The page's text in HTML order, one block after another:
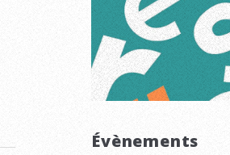
Évènements